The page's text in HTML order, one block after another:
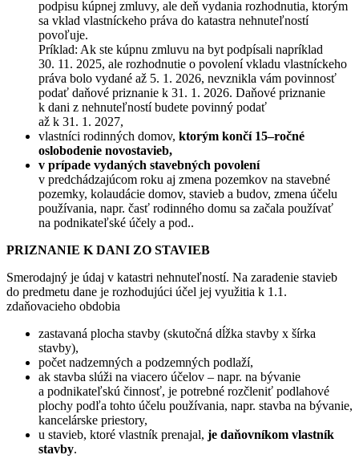
podpisu kúpnej zmluvy, ale deň vydania rozhodnutia, ktorým
sa vklad vlastníckeho práva do katastra nehnuteľností
povoľuje.
Príklad: Ak ste kúpnu zmluvu na byt podpísali napríklad
30. 11. 2025, ale rozhodnutie o povolení vkladu vlastníckeho
práva bolo vydané až 5. 1. 2026, nevznikla vám povinnosť
podať daňové priznanie k 31. 1. 2026. Daňové priznanie
k dani z nehnuteľností budete povinný podať
až k 31. 1. 2027,
vlastníci rodinných domov, ktorým končí 15–ročné
oslobodenie novostavieb,
v prípade vydaných stavebných povolení
v predchádzajúcom roku aj zmena pozemkov na stavebné
pozemky, kolaudácie domov, stavieb a budov, zmena účelu
používania, napr. časť rodinného domu sa začala používať
na podnikateľské účely a pod..
PRIZNANIE K DANI ZO STAVIEB
Smerodajný je údaj v katastri nehnuteľností. Na zaradenie stavieb
do predmetu dane je rozhodujúci účel jej využitia k 1.1.
zdaňovacieho obdobia
zastavaná plocha stavby (skutočná dĺžka stavby x šírka
stavby),
počet nadzemných a podzemných podlaží,
ak stavba slúži na viacero účelov – napr. na bývanie
a podnikateľskú činnosť, je potrebné rozčleniť podlahové
plochy podľa tohto účelu používania, napr. stavba na bývanie,
kancelárske priestory,
u stavieb, ktoré vlastník prenajal, je daňovníkom vlastník
stavby.